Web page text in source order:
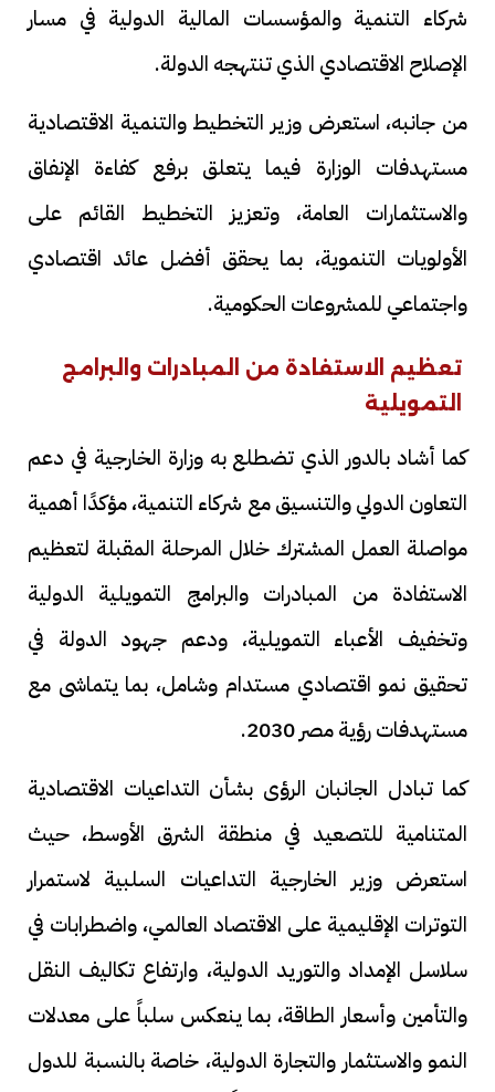
شركاء التنمية والمؤسسات المالية الدولية في مسار
الإصلاح الاقتصادي الذي تنتهجه الدولة.
من جانبه، استعرض وزير التخطيط والتنمية الاقتصادية
مستهدفات الوزارة فيما يتعلق برفع كفاءة الإنفاق
والاستثمارات العامة، وتعزيز التخطيط القائم على
الأولويات التنموية، بما يحقق أفضل عائد اقتصادي
واجتماعي للمشروعات الحكومية.
تعظيم الاستفادة من المبادرات والبرامج
التمويلية
كما أشاد بالدور الذي تضطلع به وزارة الخارجية في دعم
التعاون الدولي والتنسيق مع شركاء التنمية، مؤكدًا أهمية
مواصلة العمل المشترك خلال المرحلة المقبلة لتعظيم
الاستفادة من المبادرات والبرامج التمويلية الدولية
وتخفيف الأعباء التمويلية، ودعم جهود الدولة في
تحقيق نمو اقتصادي مستدام وشامل، بما يتماشى مع
مستهدفات رؤية مصر 2030.
كما تبادل الجانبان الرؤى بشأن التداعيات الاقتصادية
المتنامية للتصعيد في منطقة الشرق الأوسط، حيث
استعرض وزير الخارجية التداعيات السلبية لاستمرار
التوترات الإقليمية على الاقتصاد العالمي، واضطرابات في
سلاسل الإمداد والتوريد الدولية، وارتفاع تكاليف النقل
والتأمين وأسعار الطاقة، بما ينعكس سلباً على معدلات
النمو والاستثمار والتجارة الدولية، خاصة بالنسبة للدول